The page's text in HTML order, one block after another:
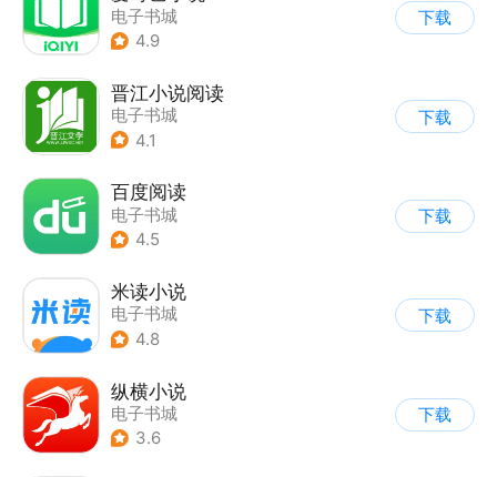
电子书城
4.9
下载
晋江小说阅读
电子书城
4.1
下载
百度阅读
电子书城
4.5
下载
米读小说
电子书城
4.8
下载
纵横小说
电子书城
3.6
下载